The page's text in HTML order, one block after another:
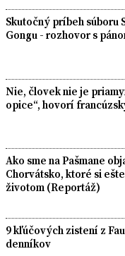
Skutočný príbeh súboru
Gongu - rozhovor s
Nie, človek nie je
opice“, hovorí
Ako sme na Pašmane
Chorvátsko, ktoré si
životom (Reportáž)
9 kľúčových zistení z
denníkov